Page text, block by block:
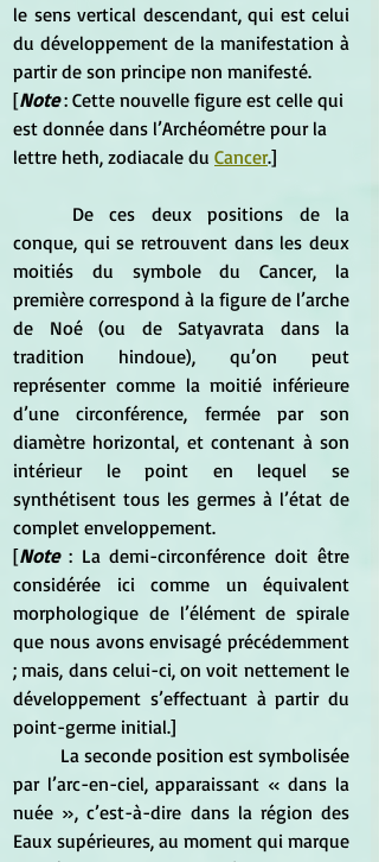
le sens vertical descendant, qui est celui
du développement de la manifestation à
partir de son principe non manifesté.
[Note : Cette nouvelle figure est celle qui
est donnée dans l’Archéométre pour la
lettre heth, zodiacale du Cancer.]
conque, qui se retrouvent dans les deux
moitiés du symbole du Cancer, la
première correspond à la figure de l’arche
de Noé (ou de Satyavrata dans la
tradition hindoue), qu’on peut
représenter comme la moitié inférieure
d’une circonférence, fermée par son
diamètre horizontal, et contenant à son
intérieur le point en lequel se
synthétisent tous les germes à l’état de
complet enveloppement.
[Note : La demi-circonférence doit être
considérée ici comme un équivalent
morphologique de l’élément de spirale
que nous avons envisagé précédemment
; mais, dans celui-ci, on voit nettement le
développement s’effectuant à partir du
point-germe initial.]
par l’arc-en-ciel, apparaissant « dans la
nuée », c’est-à-dire dans la région des
Eaux supérieures, au moment qui marque